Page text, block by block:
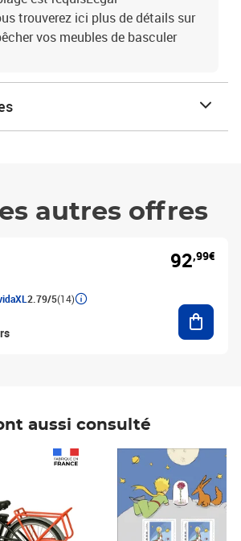
trouverez ici plus de détails sur
vos meubles de basculer
autres offres
2.79/5(14)
92,99€
aussi consulté
Prix 7,50€